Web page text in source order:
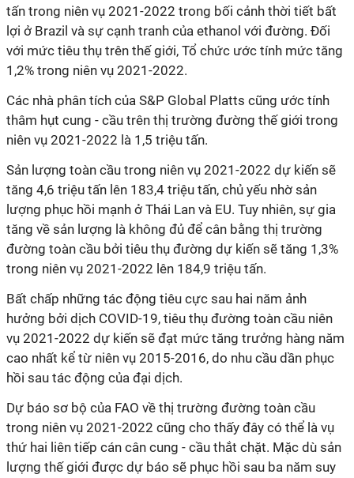
tấn trong niên vụ 2021-2022 trong bối cảnh thời tiết bất
lợi ở Brazil và sự cạnh tranh của ethanol với đường. Đối
với mức tiêu thụ trên thế giới, Tổ chức ước tính mức tăng
1,2% trong niên vụ 2021-2022.
Các nhà phân tích của S&P Global Platts cũng ước tính
thâm hụt cung - cầu trên thị trường đường thế giới trong
niên vụ 2021-2022 là 1,5 triệu tấn.
Sản lượng toàn cầu trong niên vụ 2021-2022 dự kiến sẽ
tăng 4,6 triệu tấn lên 183,4 triệu tấn, chủ yếu nhờ sản
lượng phục hồi mạnh ở Thái Lan và EU. Tuy nhiên, sự gia
tăng về sản lượng là không đủ để cân bằng thị trường
đường toàn cầu bởi tiêu thụ đường dự kiến sẽ tăng 1,3%
trong niên vụ 2021-2022 lên 184,9 triệu tấn.
Bất chấp những tác động tiêu cực sau hai năm ảnh
hưởng bởi dịch COVID-19, tiêu thụ đường toàn cầu niên
vụ 2021-2022 dự kiến sẽ đạt mức tăng trưởng hàng năm
cao nhất kể từ niên vụ 2015-2016, do nhu cầu dần phục
hồi sau tác động của đại dịch.
Dự báo sơ bộ của FAO về thị trường đường toàn cầu
trong niên vụ 2021-2022 cũng cho thấy đây có thể là vụ
thứ hai liên tiếp cán cân cung - cầu thắt chặt. Mặc dù sản
lượng thế giới được dự báo sẽ phục hồi sau ba năm suy